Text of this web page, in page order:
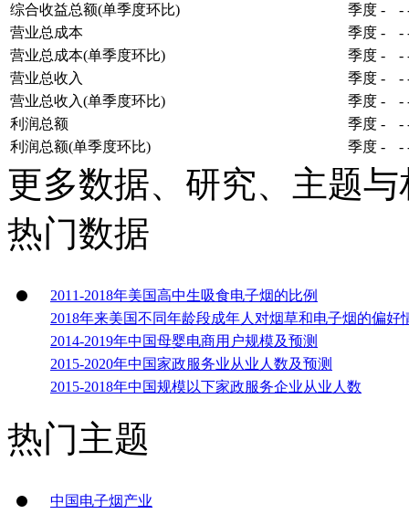
综合收益总额(单季度环比)
季度 - -
营业总成本
季度 - -
营业总成本(单季度环比)
季度 - -
营业总收入
季度 - -
营业总收入(单季度环比)
季度 - -
利润总额
季度 - -
利润总额(单季度环比)
季度 - -
更多数据、研究、主题
热门数据
2011-2018年美国高中生吸食电子烟的比例
2018年来美国不同年龄段成年人对烟草和电子烟的偏好
2014-2019年中国母婴电商用户规模及预测
2015-2020年中国家政服务业从业人数及预测
2015-2018年中国规模以下家政服务企业从业人数
热门主题
中国电子烟产业